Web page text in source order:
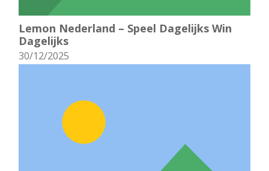
Lemon Nederland – Speel Dagelijks Win
Dagelijks
30/12/2025